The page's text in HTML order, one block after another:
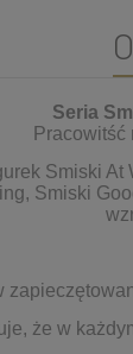
Seria
Pracowitść
Smiski
Smiski
że w